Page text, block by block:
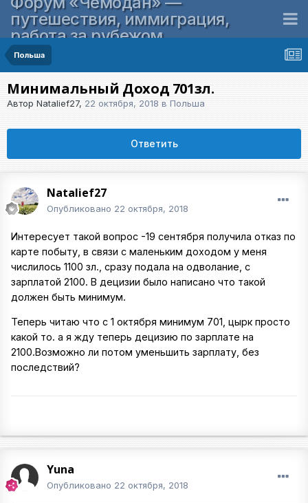
путешествия, иммиграция,
работа за рубежом
Польша
Минимальный Доход 701зл.
Автор Natalief27, 22 октября, 2018 в Польша
Ответить
Natalief27
Опубликовано 22 октября, 2018
Интересует такой вопрос -19 сентября получила отказ по
карте побыту, в связи с маленьким доходом у меня
числилось 1100 зл., сразу подала на одволание, с
зарплатой 2100. В децизии было написано что такой
должен быть минимум.
Теперь читаю что с 1 октября минимум 701, цырк просто
какой то. а я жду теперь децизию по зарплате на
2100.Возможно ли потом уменьшить зарплату, без
последствий?
Yuna
Опубликовано 22 октября, 2018